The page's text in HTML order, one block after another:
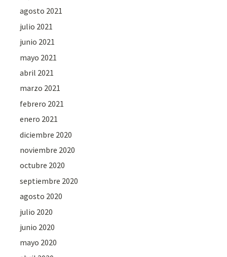
agosto 2021
julio 2021
junio 2021
mayo 2021
abril 2021
marzo 2021
febrero 2021
enero 2021
diciembre 2020
noviembre 2020
octubre 2020
septiembre 2020
agosto 2020
julio 2020
junio 2020
mayo 2020